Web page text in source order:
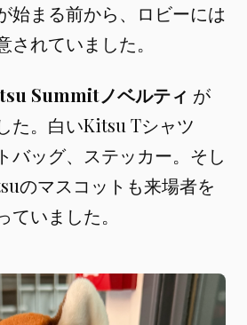
始まる前から、ロビーには
れていました。
Summitノベルティ が
た。白いKitsu Tシャツ
バッグ、ステッカー。そし
のマスコットも来場者を
いました。